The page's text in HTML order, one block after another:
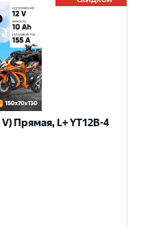
Прямая, L+ YT12B-4